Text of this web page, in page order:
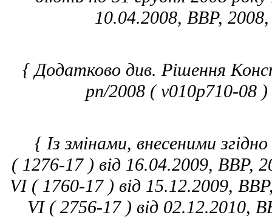
10.04.2008, ВВР,
{ Додатково див. Рішення
рп/2008 ( v010p710-08
{ Із змінами, внесеними
( 1276-17 ) від 16.04.2009, ВВР,
VI ( 1760-17 ) від 15.12.2009,
VI ( 2756-17 ) від 02.12.2010,